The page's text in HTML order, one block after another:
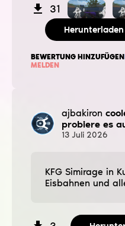
31
Herunterladen
BEWERTUNG HINZUFÜGEN
MELDEN
ajbakiron
probiere es
13 Juli 2026
KFG Simirage in
Eisbahnen und